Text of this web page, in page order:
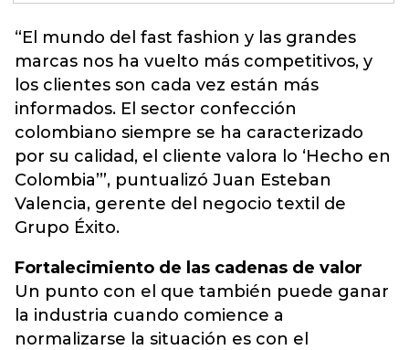
“El mundo del fast fashion y las grandes
marcas nos ha vuelto más competitivos, y
los clientes son cada vez están más
informados. El sector confección
colombiano siempre se ha caracterizado
por su calidad, el cliente valora lo ‘Hecho en
Colombia’”, puntualizó Juan Esteban
Valencia, gerente del negocio textil de
Grupo Éxito.
Fortalecimiento de las cadenas de valor
Un punto con el que también puede ganar
la industria cuando comience a
normalizarse la situación es con el